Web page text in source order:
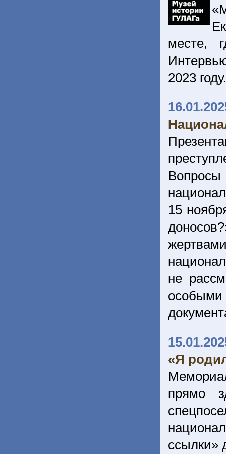
месте,
2023
Вопросы
15
не
особыми
«Я
прямо
ссылки»